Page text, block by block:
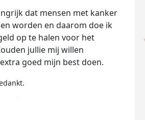
dat mensen met kanker
worden en daarom doe ik
op te halen voor het
jullie mij willen
goed mijn best doen.